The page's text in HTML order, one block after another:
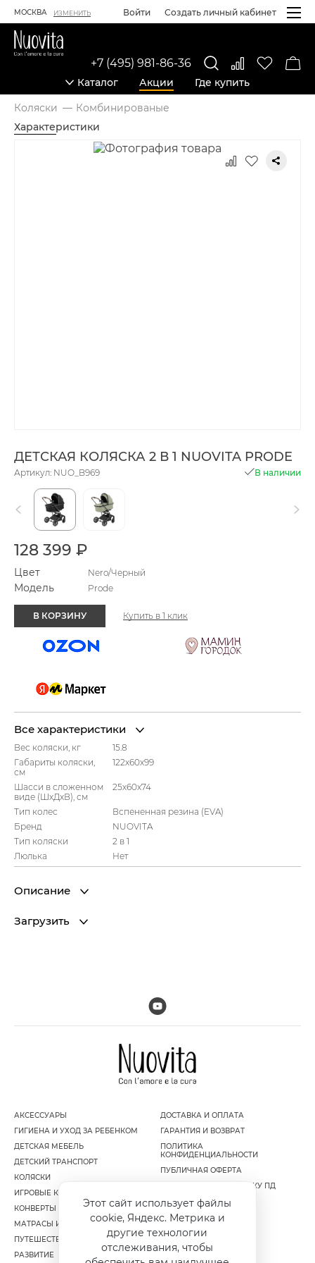
МОСКВА ИЗМЕНИТЬ Войти Создать личный кабинет
Каталог Акции Где купить
+7 (495) 981-86-36
Коляски
Комбинированые
Характеристики
Карточка товара
ДЕТСКАЯ КОЛЯСКА 2 В 1 NUOVITA PRODE
Артикул: NUO_B969 В наличии
128 399 ₽
Цвет Nero/Черный
Модель Prode
В КОРЗИНУ Купить в 1 клик
Все характеристики
Вес коляски, кг
15.8
Габариты коляски,
см
122х60х99
Шасси в сложенном
виде (ШxДxВ), см
25х60х74
Тип колес
Вспененная резина (EVA)
Бренд
NUOVITA
Тип коляски
2 в 1
Люлька
Нет
Описание
Загрузить
АКСЕССУАРЫ
ГИГИЕНА И УХОД ЗА РЕБЕНКОМ
ДЕТСКАЯ МЕБЕЛЬ
ДЕТСКИЙ ТРАНСПОРТ
КОЛЯСКИ
ИГРОВЫЕ КОМПЛЕКСЫ
КОНВЕРТЫ И МУФТЫ
МАТРАСЫ И НАМАТРАСНИКИ
ПУТЕШЕСТВИЕ
РАЗВИТИЕ
ДОСТАВКА И ОПЛАТА
ГАРАНТИЯ И ВОЗВРАТ
ПОЛИТИКА
КОНФИДЕНЦИАЛЬНОСТИ
ПУБЛИЧНАЯ ОФЕРТА
СОГЛАСИЕ НА ОБРАБОТКУ ПД
Этот сайт использует файлы
cookie, Яндекс. Метрика и
другие технологии
отслеживания, чтобы